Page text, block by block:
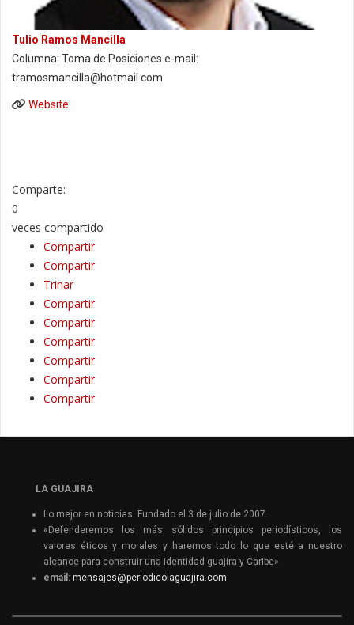
Tulio Ramos Mancilla
Columna: Toma de Posiciones e-mail:
tramosmancilla@hotmail.com
Website
Comparte:
0
veces compartido
Compartir
Compartir
Trinar
Compartir
Compartir
Compartir
Compartir
Compartir
Compartir
LA GUAJIRA
Lo mejor en noticias. Fundado el 3 de julio de 2007.
«Defenderemos los más sólidos principios periodísticos, los
valores éticos y morales y haremos todo lo que esté a nuestro
alcance para construir una identidad guajira y Caribe»
email: mensajes@periodicolaguajira.com